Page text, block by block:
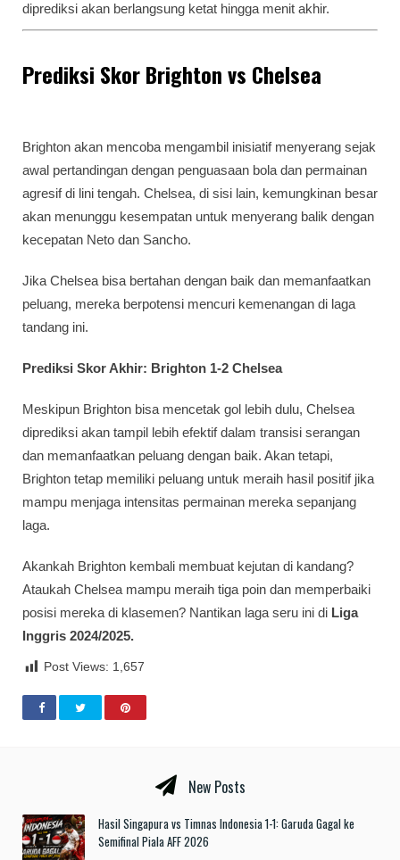
diprediksi akan berlangsung ketat hingga menit akhir.
Prediksi Skor Brighton vs Chelsea
Brighton akan mencoba mengambil inisiatif menyerang sejak
awal pertandingan dengan penguasaan bola dan permainan
agresif di lini tengah. Chelsea, di sisi lain, kemungkinan besar
akan menunggu kesempatan untuk menyerang balik dengan
kecepatan Neto dan Sancho.
Jika Chelsea bisa bertahan dengan baik dan memanfaatkan
peluang, mereka berpotensi mencuri kemenangan di laga
tandang ini.
Prediksi Skor Akhir: Brighton 1-2 Chelsea
Meskipun Brighton bisa mencetak gol lebih dulu, Chelsea
diprediksi akan tampil lebih efektif dalam transisi serangan
dan memanfaatkan peluang dengan baik. Akan tetapi,
Brighton tetap memiliki peluang untuk meraih hasil positif jika
mampu menjaga intensitas permainan mereka sepanjang
laga.
Akankah Brighton kembali membuat kejutan di kandang?
Ataukah Chelsea mampu meraih tiga poin dan memperbaiki
posisi mereka di klasemen? Nantikan laga seru ini di Liga
Inggris 2024/2025.
Post Views: 1,657
New Posts
Hasil Singapura vs Timnas Indonesia 1-1: Garuda Gagal ke
Semifinal Piala AFF 2026